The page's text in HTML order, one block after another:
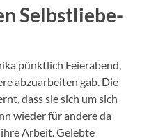
Selbstliebe-
pünktlich Feierabend,
abzuarbeiten gab. Die
dass sie sich um sich
wieder für andere da
Arbeit. Gelebte